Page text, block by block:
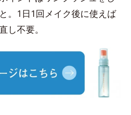
。1日1回メイク後に使えば
し不要。